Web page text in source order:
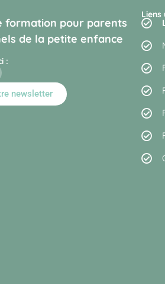
formation pour parents
de la petite enfance
:
newsletter
Liens